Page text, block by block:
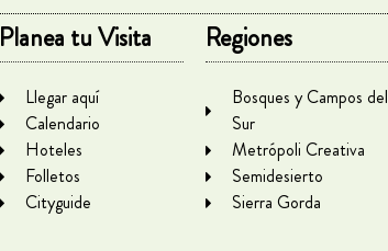
Planea tu Visita
Llegar aquí
Calendario
Hoteles
Folletos
Cityguide
Regiones
Bosques y Campos del
Sur
Metrópoli Creativa
Semidesierto
Sierra Gorda